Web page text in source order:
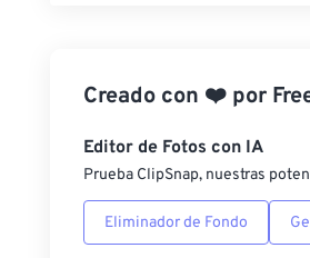
Creado con ❤️ por
Editor de Fotos con IA
Prueba ClipSnap, nuestras
Eliminador de Fondo